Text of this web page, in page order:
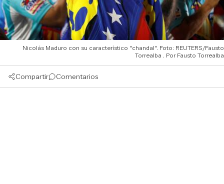
Nicolás Maduro con su característico "chandal". Foto: REUTERS/Fausto
Torrealba
Fausto Torrealba
Compartir Comentarios